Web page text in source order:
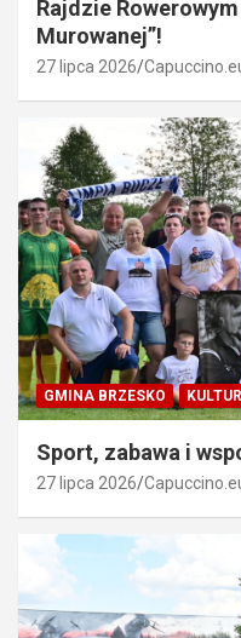
Rajdzie
Murowanej”!
27 lipca 2026
GMINA BRZESKO
Sport, zabawa i
27 lipca 2026